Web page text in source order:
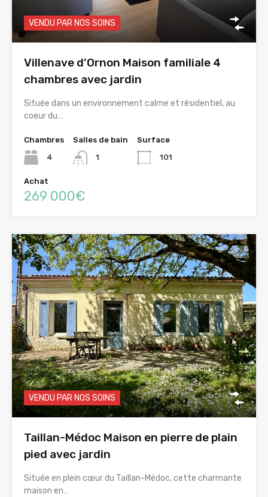
VENDU PAR NOS SOINS
Villenave d’Ornon Maison familiale 4
chambres avec jardin
Située dans un environnement calme et résidentiel, au
coeur du…
Chambres
4
Salles de bain
1
Surface
101
Achat
269 000€
VENDU PAR NOS SOINS
Taillan-Médoc Maison en pierre de plain
pied avec jardin
Située en plein cœur du Taillan-Médoc, cette charmante
maison en…